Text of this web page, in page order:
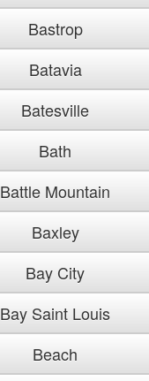
Bastrop
Batavia
Batesville
Bath
Battle Mountain
Baxley
Bay City
Bay Saint Louis
Beach